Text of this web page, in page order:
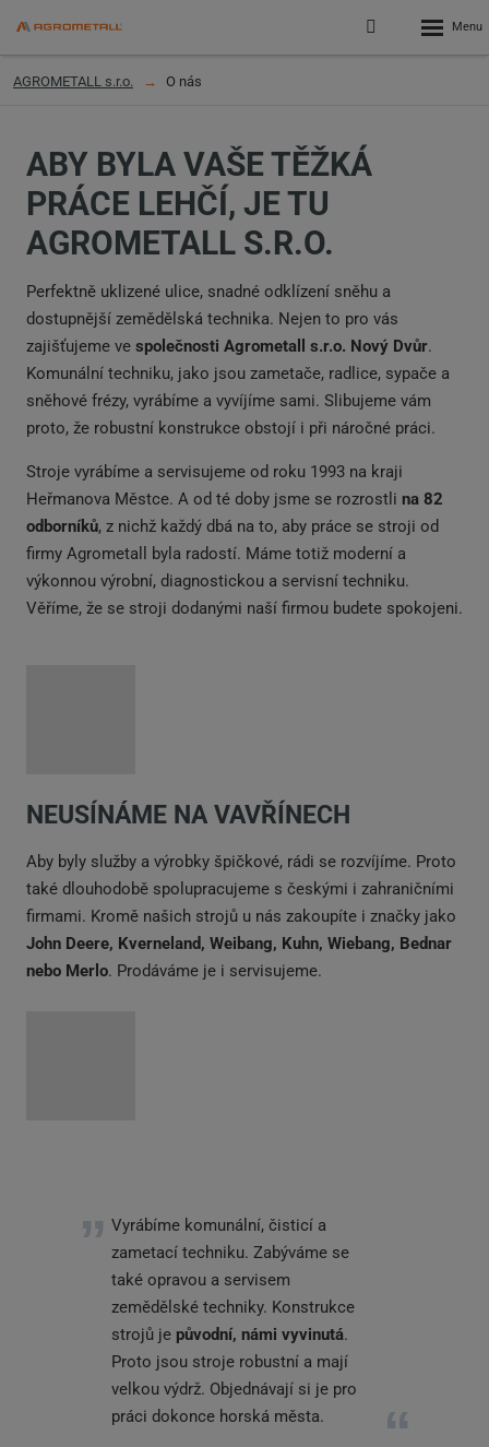
Přihlášení
do
menu
AGROMETALL s.r.o. O nás
ABY BYLA VAŠE TĚŽKÁ
PRÁCE LEHČÍ, JE TU
AGROMETALL S.R.O.
Perfektně uklizené ulice, snadné odklízení sněhu a
dostupnější zemědělská technika. Nejen to pro vás
zajišťujeme ve společnosti Agrometall s.r.o. Nový Dvůr.
Komunální techniku, jako jsou zametače, radlice, sypače a
sněhové frézy, vyrábíme a vyvíjíme sami. Slibujeme vám
proto, že robustní konstrukce obstojí i při náročné práci.
Stroje vyrábíme a servisujeme od roku 1993 na kraji
Heřmanova Městce. A od té doby jsme se rozrostli na 82
odborníků, z nichž každý dbá na to, aby práce se stroji od
firmy Agrometall byla radostí. Máme totiž moderní a
výkonnou výrobní, diagnostickou a servisní techniku.
Věříme, že se stroji dodanými naší firmou budete spokojeni.
NEUSÍNÁME NA VAVŘÍNECH
Aby byly služby a výrobky špičkové, rádi se rozvíjíme. Proto
také dlouhodobě spolupracujeme s českými i zahraničními
firmami. Kromě našich strojů u nás zakoupíte i značky jako
John Deere, Kverneland, Weibang, Kuhn, Wiebang, Bednar
nebo Merlo. Prodáváme je i servisujeme.
Vyrábíme komunální, čisticí a
zametací techniku. Zabýváme se
také opravou a servisem
zemědělské techniky. Konstrukce
strojů je původní, námi vyvinutá.
Proto jsou stroje robustní a mají
velkou výdrž. Objednávají si je pro
práci dokonce horská města.